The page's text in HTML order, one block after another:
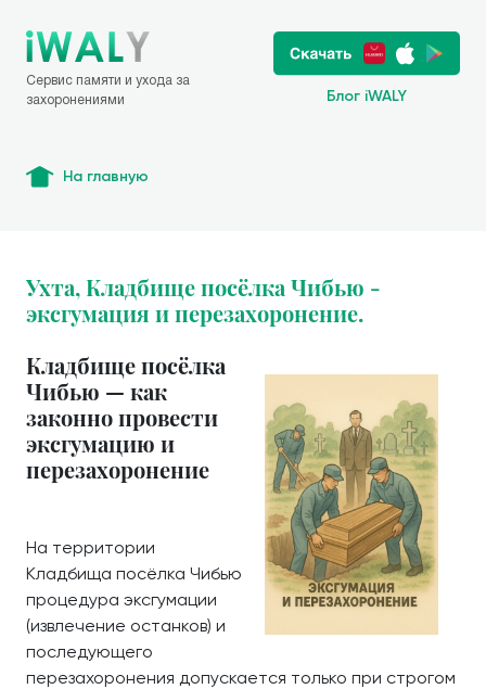
Сервис памяти и ухода за
захоронениями
Блог iWALY
На главную
Ухта, Кладбище посёлка Чибью -
эксгумация и перезахоронение.
Кладбище посёлка
Чибью — как
законно провести
эксгумацию и
перезахоронение
На территории
Кладбища посёлка Чибью
процедура эксгумации
(извлечение останков) и
последующего
перезахоронения допускается только при строгом